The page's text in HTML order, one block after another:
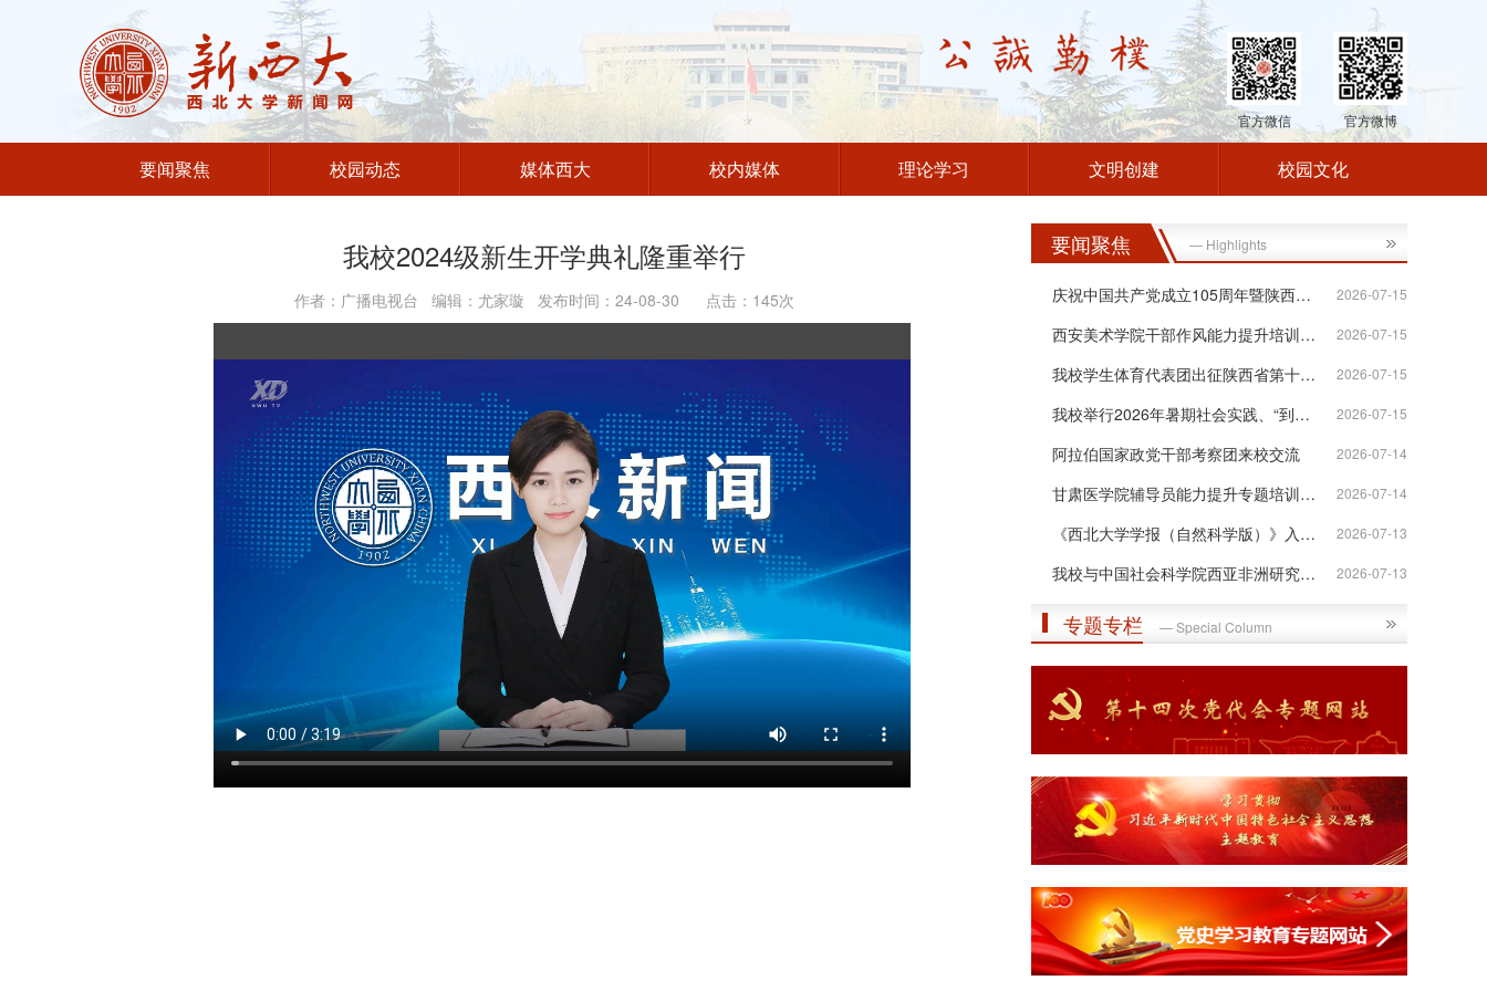
官方微信 官方微博
要闻聚焦 校园动态 媒体西大 校内媒体 理论学习 文明创建 校园文化
我校2024级新生开学典礼隆重举行
作者：广播电视台 编辑：尤家璇 发布时间：24-08-30 点击： 145次
要闻聚焦 — Highlights
2026-07-15
庆祝中国共产党成立105周年暨陕西高校统...
2026-07-15
西安美术学院干部作风能力提升培训班在...
2026-07-15
我校学生体育代表团出征陕西省第十八届...
2026-07-15
我校举行2026年暑期社会实践、“到延安...
2026-07-14
阿拉伯国家政党干部考察团来校交流
2026-07-14
甘肃医学院辅导员能力提升专题培训班在...
2026-07-13
《西北大学学报（自然科学版）》入选“...
2026-07-13
我校与中国社会科学院西亚非洲研究所签...
专题专栏 — Special Column